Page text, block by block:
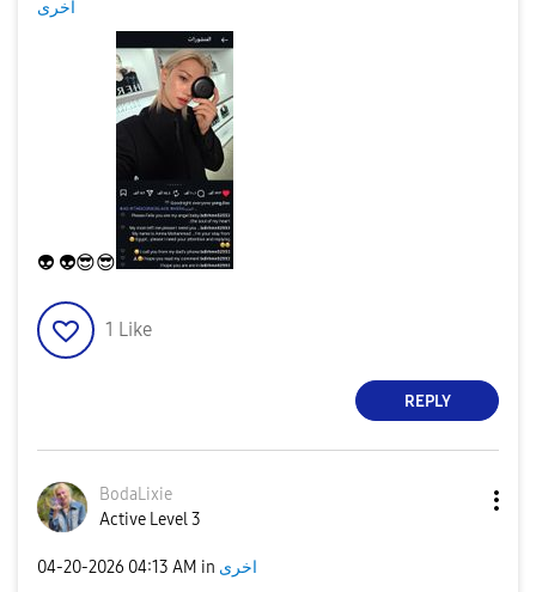
اخرى
👽 👽😎😎
1 Like
REPLY
BodaLixie
Active Level 3
‎04-20-2026 04:13 AM in اخرى